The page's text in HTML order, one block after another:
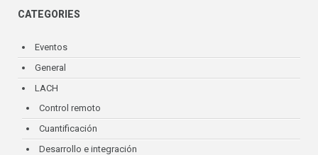
CATEGORIES
Eventos
General
LACH
Control remoto
Cuantificación
Desarrollo e integración